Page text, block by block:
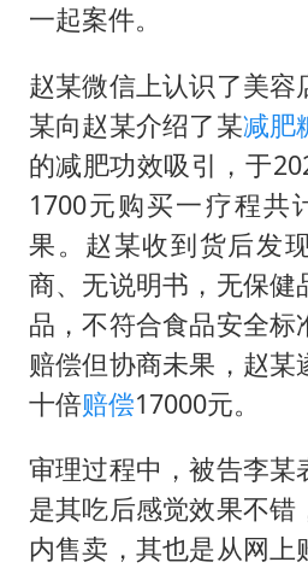
东方
一起案件。
赵某微信上认识了美容
某向赵某介绍了某减肥
的减肥功效吸引，于
1700元购买一疗程共
果。赵某收到货后发
商、无说明书，无保健
品，不符合食品安全标
赔偿但协商未果，赵某
十倍赔偿17000元。
审理过程中，被告李某
是其吃后感觉效果不错
内售卖，其也是从网上